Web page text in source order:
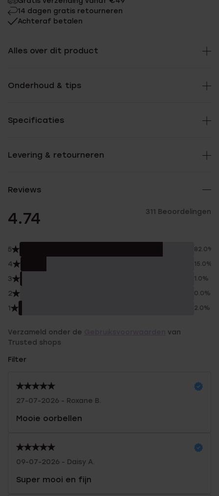
14 dagen gratis retourneren
Achteraf betalen
Alles over dit product
Onderhoud & tips
Specificaties
Levering & retourneren
Reviews
4.74 311 Beoordelingen
5 82.0%
4 15.0%
3 1.0%
2 0.0%
1 2.0%
Verzameld onder de
van
Trusted shops
Filter
27-07-2026 - Roxane B.
Mooie oorbellen
09-07-2026 - Daisy A.
Super mooi en fijn